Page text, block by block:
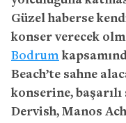
Güzel haberse
konser verecek
Bodrum
Beach’te sahne
konserine,
Dervish, Manos